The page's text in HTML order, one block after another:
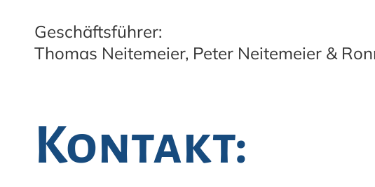
Geschäftsführer:
Thomas Neitemeier, Peter Neitemeier &
Kontakt: